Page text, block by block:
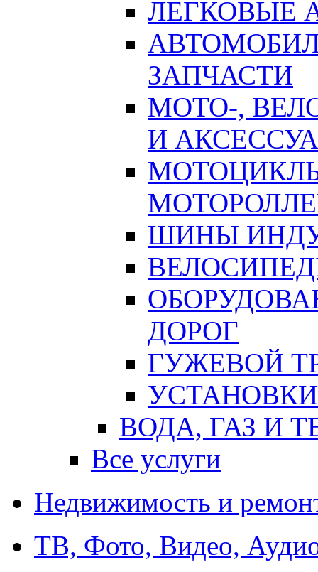
ЛЕГКОВЫЕ
ЗАПЧАСТИ
МОТО-,
И
ШИНЫ
ДОРОГ
ГУЖЕВОЙ
ВОДА, ГАЗ И
Все услуги
Недвижимость и
ТВ, Фото, Видео,